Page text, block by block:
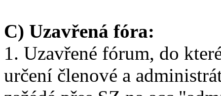
C) Uzavřená fóra:
1. Uzavřené fórum, do
určení členové a